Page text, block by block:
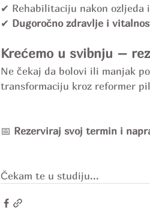
✔ Rehabilitaciju nakon ozljeda
✔ Dugoročno zdravlje i
Krećemo u svibnju –
Ne čekaj da bolovi ili manjak
transformaciju kroz reformer
📅 Rezerviraj svoj termin i
Čekam te u studiju...